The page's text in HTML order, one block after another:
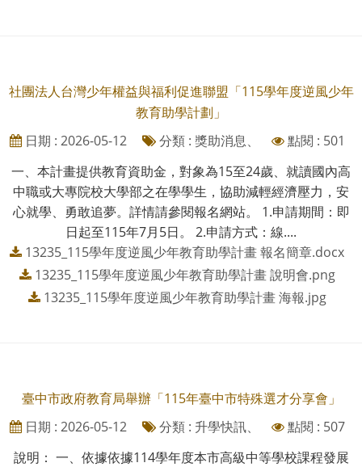
社團法人台灣少年權益與福利促進聯盟「115學年度逆風少年
教育助學計劃」
日期 : 2026-05-12
分類 : 獎助消息、
點閱 : 501
一、本計畫提供教育資助金，對象為15至24歲、就讀國內高
中職或大專院校大學部之在學學生，協助減輕經濟壓力，安
心就學、勇敢追夢。詳情請參閱報名網站。 1.申請期間：即
日起至115年7月5日。 2.申請方式：線....
13235_115學年度逆風少年教育助學計畫 報名簡章.docx
13235_115學年度逆風少年教育助學計畫 說明會.png
13235_115學年度逆風少年教育助學計畫 海報.jpg
臺中市政府教育局舉辦「115年臺中市特殊選才分享會」
日期 : 2026-05-12
分類 : 升學快訊、
點閱 : 507
說明： 一、依據依據114學年度本市高級中等學校課程發展